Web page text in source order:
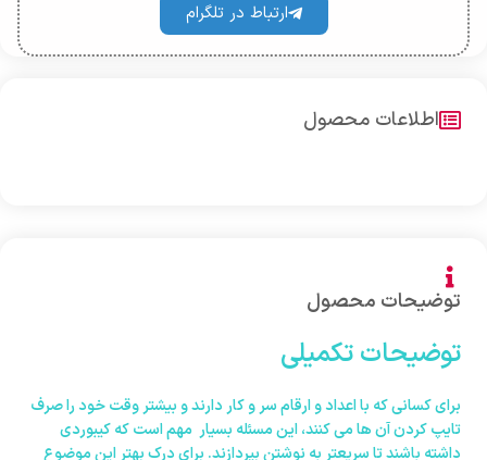
ارتباط در تلگرام
توضیحات محصول
توضیحات تکمیلی
برای کسانی که با اعداد و ارقام سر و کار دارند و بیشتر وقت خود را صرف
تایپ کردن آن ها می کنند، این مسئله بسیار مهم است که کیبوردی
داشته باشند تا سریعتر به نوشتن بپردازند. برای درک بهتر این موضوع
اطلاعات محصول